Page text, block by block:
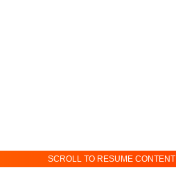
SCROLL TO RESUME CONTENT